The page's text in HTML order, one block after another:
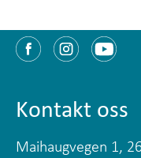
Kontakt oss
Maihaugvegen 1,